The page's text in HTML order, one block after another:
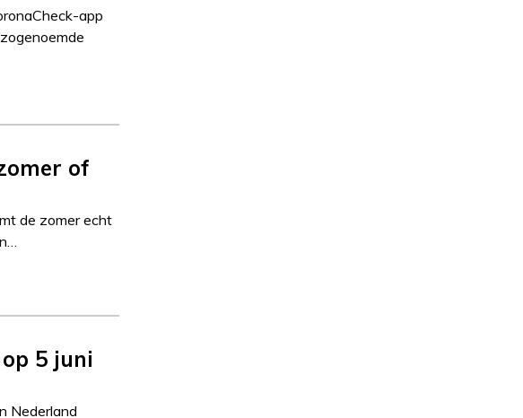
app
of
de zomer echt
5 juni
Nederland